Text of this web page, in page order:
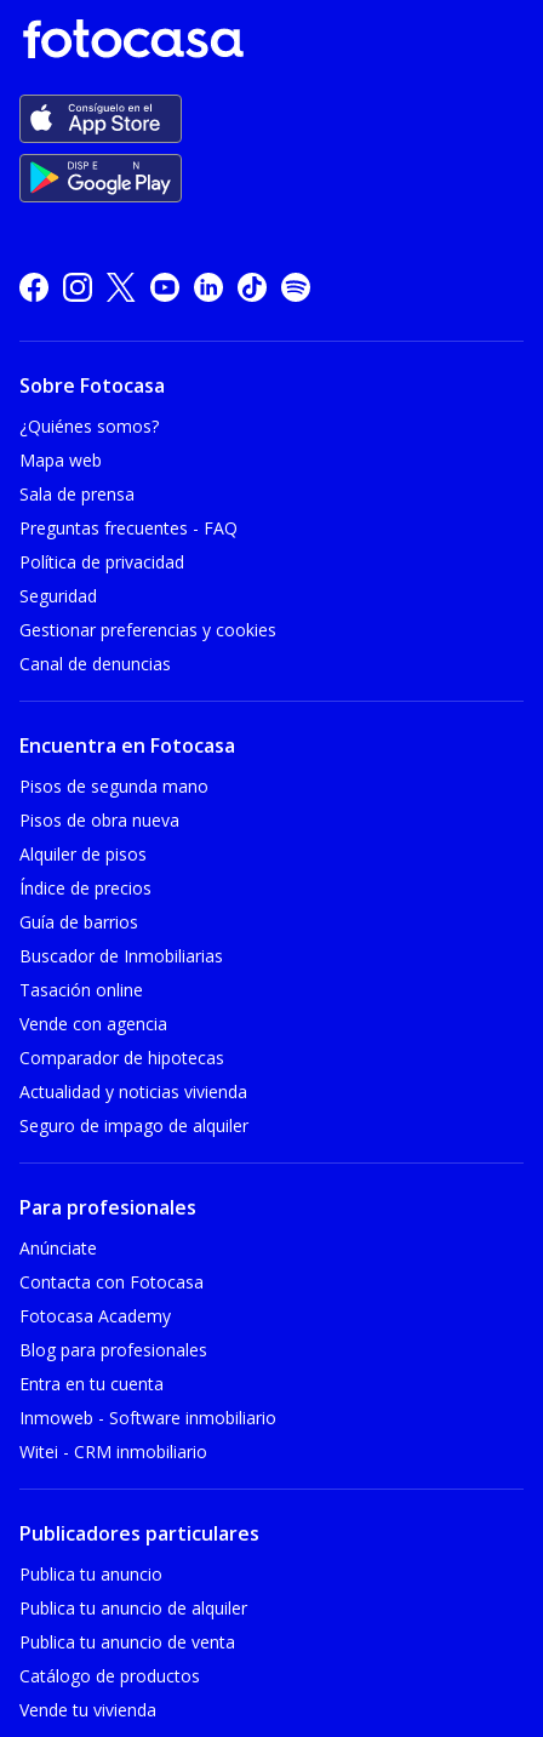
Sobre Fotocasa
¿Quiénes somos?
Mapa web
Sala de prensa
Preguntas frecuentes - FAQ
Política de privacidad
Seguridad
Gestionar preferencias y cookies
Canal de denuncias
Encuentra en Fotocasa
Pisos de segunda mano
Pisos de obra nueva
Alquiler de pisos
Índice de precios
Guía de barrios
Buscador de Inmobiliarias
Tasación online
Vende con agencia
Comparador de hipotecas
Actualidad y noticias vivienda
Seguro de impago de alquiler
Para profesionales
Anúnciate
Contacta con Fotocasa
Fotocasa Academy
Blog para profesionales
Entra en tu cuenta
Inmoweb - Software inmobiliario
Witei - CRM inmobiliario
Publicadores particulares
Publica tu anuncio
Publica tu anuncio de alquiler
Publica tu anuncio de venta
Catálogo de productos
Vende tu vivienda